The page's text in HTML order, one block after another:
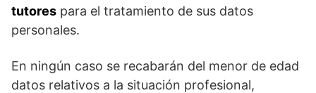
tutores para el tratamiento de sus datos
personales.
En ningún caso se recabarán del menor de edad
datos relativos a la situación profesional,